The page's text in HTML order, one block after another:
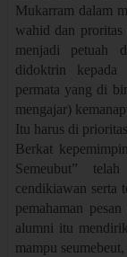
Mukarram dalam
wahid dan proritas
menjadi petuah
didoktrin kepada
permata yang di
mengajar)
Itu harus di
Berkat
Semeubut”
cendikiawan serta
pemahaman
alumni itu
mampu